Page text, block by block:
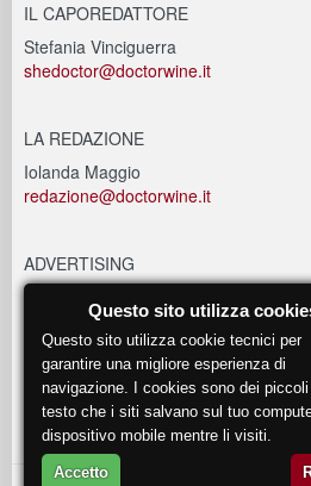
IL CAPOREDATTORE
Stefania Vinciguerra
shedoctor@doctorwine.it
LA REDAZIONE
Iolanda Maggio
redazione@doctorwine.it
ADVERTISING
EVENTI
eventi@doctorwine.it
Questo sito utilizza
Questo sito utilizza cookie tecnici per
garantire una migliore esperienza di
navigazione. I cookies sono dei
testo che i siti salvano sul tuo
dispositivo mobile mentre li visiti.
Accetto